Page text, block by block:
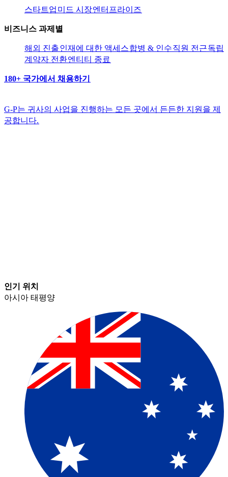
스타트업​​ 미드 시장​​엔터프라이즈​​
비즈니스 과제별​​
해외 진출​​인재에 대한 액세스​​합병 & 인수​​직원 전근​​독립
계약자 전환​​엔티티 종료​​
180+ 국가에서 채용하기​​
G-P는 귀사의 사업을 진행하는 모든 곳에서 든든한 지원을 제
공합니다.​​
인기 위치​​
아시아 태평양​​